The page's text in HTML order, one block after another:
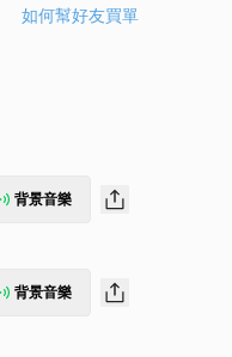
如何幫好友買單
背景音樂
背景音樂